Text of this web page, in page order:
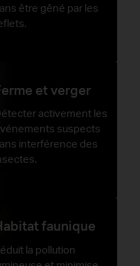
être gêné par les
et verger
activement les
suspects
interférence des
faunique
la pollution